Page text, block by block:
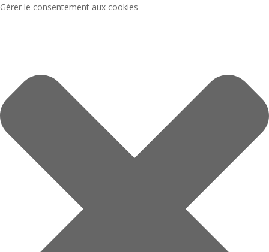
Gérer le consentement aux cookies